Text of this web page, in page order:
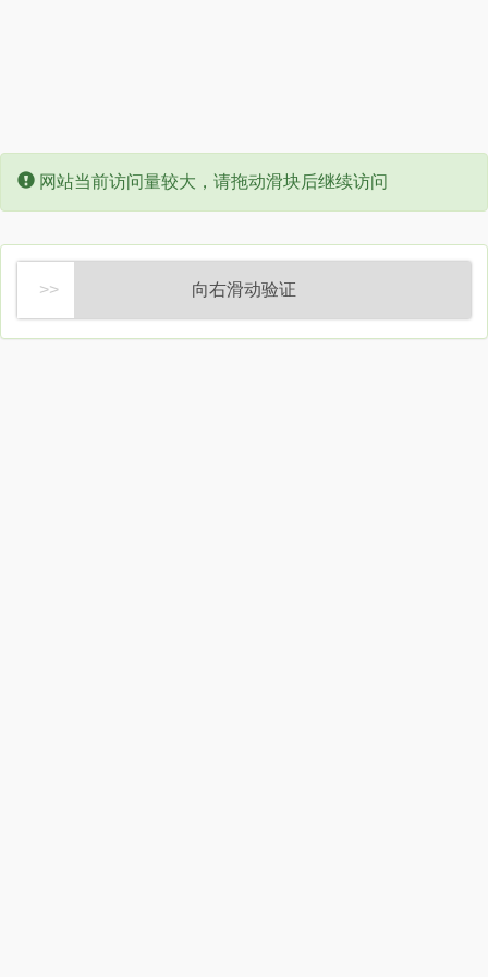
Error:
网站当前访问量较大，请拖动滑块后继续访问
向右滑动验证